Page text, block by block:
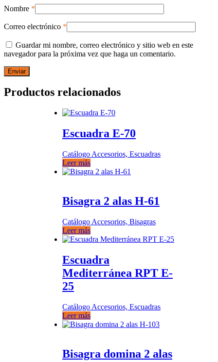
Nombre *
Correo electrónico *
Guardar mi nombre, correo electrónico y sitio web en este
navegador para la próxima vez que haga un comentario.
Productos relacionados
Escuadra E-70
Catálogo Accesorios, Escuadras
Leer más
Bisagra 2 alas H-61
Catálogo Accesorios, Bisagras
Leer más
Escuadra
Mediterránea RPT E-
25
Catálogo Accesorios, Escuadras
Leer más
Bisagra domina 2 alas